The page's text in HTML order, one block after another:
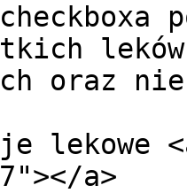
leków
oraz
lekowe
a>